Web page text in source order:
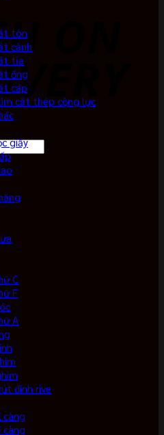
tôn
cành
tỉa
ống
cáp
cắt thép cộng lực
giấy
C
F
A
đinh rive
càng
càng